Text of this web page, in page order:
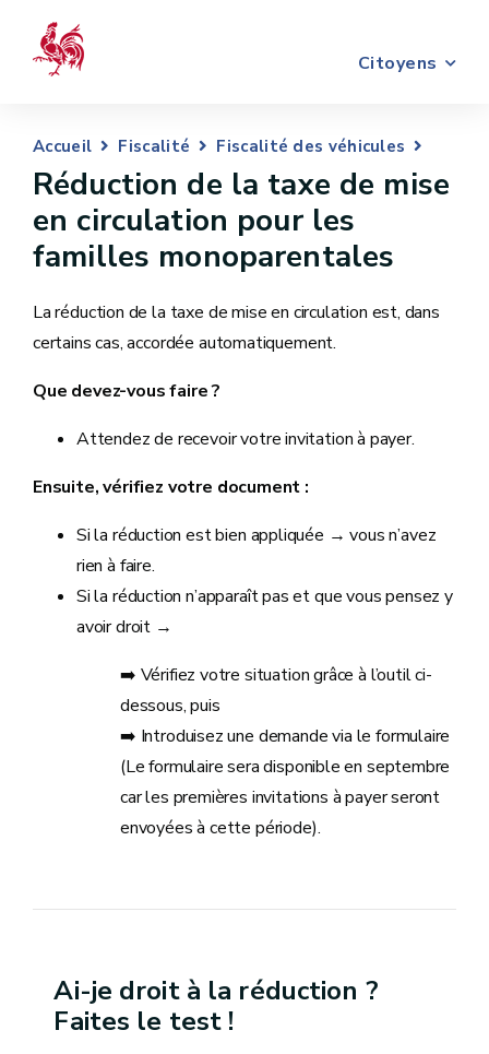
Citoyens
Accueil Fiscalité Fiscalité des véhicules
Réduction de la taxe de mise
en circulation pour les
familles monoparentales
La réduction de la taxe de mise en circulation est, dans
certains cas, accordée automatiquement.
Que devez-vous faire ?
Attendez de recevoir votre invitation à payer.
Ensuite, vérifiez votre document :
Si la réduction est bien appliquée → vous n’avez
rien à faire.
Si la réduction n’apparaît pas et que vous pensez y
avoir droit →
➡️ Vérifiez votre situation grâce à l’outil ci-
dessous, puis
➡️ Introduisez une demande via le formulaire
(Le formulaire sera disponible en septembre
car les premières invitations à payer seront
envoyées à cette période).
Ai-je droit à la réduction ?
Faites le test !